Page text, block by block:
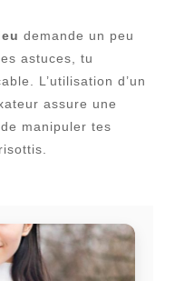
demande un peu
astuces, tu
L’utilisation d’un
assure une
manipuler tes